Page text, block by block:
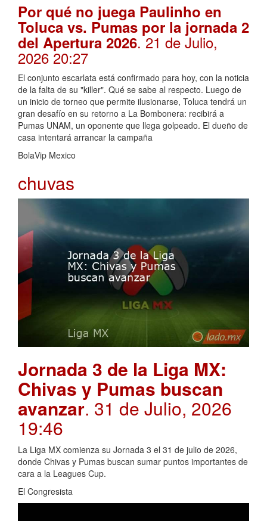
Por qué no juega Paulinho en
Toluca vs. Pumas por la jornada 2
del Apertura 2026. 21 de Julio,
2026 20:27
El conjunto escarlata está confirmado para hoy, con la noticia
de la falta de su "killer". Qué se sabe al respecto. Luego de
un inicio de torneo que permite ilusionarse, Toluca tendrá un
gran desafío en su retorno a La Bombonera: recibirá a
Pumas UNAM, un oponente que llega golpeado. El dueño de
casa intentará arrancar la campaña
BolaVip Mexico
chuvas
Jornada 3 de la Liga MX:
Chivas y Pumas buscan
avanzar. 31 de Julio, 2026
19:46
La Liga MX comienza su Jornada 3 el 31 de julio de 2026,
donde Chivas y Pumas buscan sumar puntos importantes de
cara a la Leagues Cup.
El Congresista